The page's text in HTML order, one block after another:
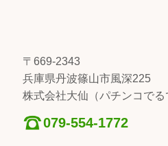
〒669-2343
兵庫県丹波篠山市風深225
株式会社大仙（パチンコでる
079-554-1772